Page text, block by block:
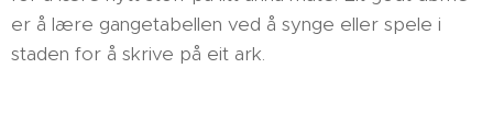
er å lære gangetabellen ved å synge eller spele i
staden for å skrive på eit ark.